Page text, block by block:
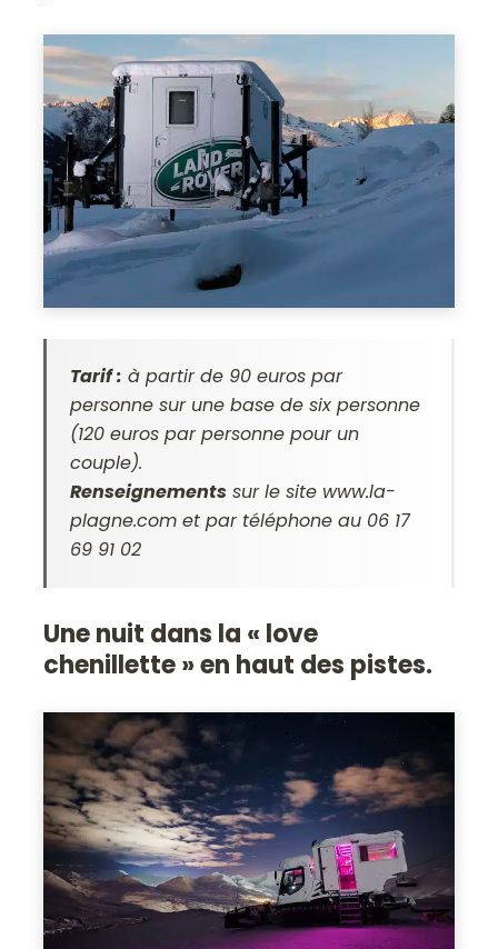
Tarif : à partir de 90 euros par
personne sur une base de six personne
(120 euros par personne pour un
couple).
Renseignements sur le site www.la-
plagne.com et par téléphone au 06 17
69 91 02
Une nuit dans la « love
chenillette » en haut des pistes.